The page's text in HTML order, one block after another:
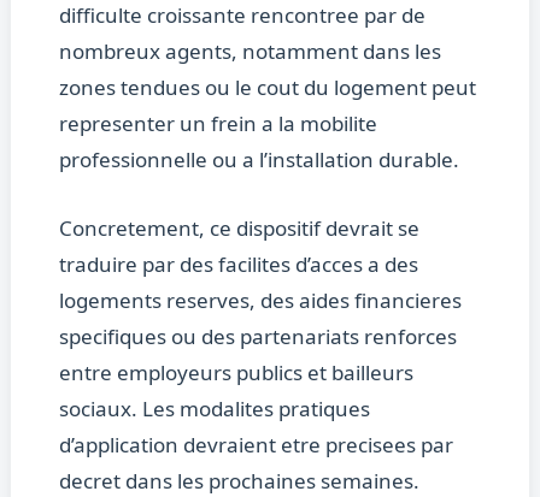
difficulte croissante rencontree par de
nombreux agents, notamment dans les
zones tendues ou le cout du logement peut
representer un frein a la mobilite
professionnelle ou a l’installation durable.
Concretement, ce dispositif devrait se
traduire par des facilites d’acces a des
logements reserves, des aides financieres
specifiques ou des partenariats renforces
entre employeurs publics et bailleurs
sociaux. Les modalites pratiques
d’application devraient etre precisees par
decret dans les prochaines semaines.